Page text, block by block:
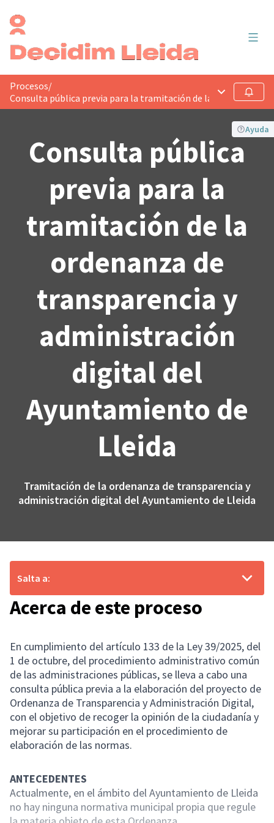
Procesos/
Consulta pública previa para la tramitación de la ordenanza
Menú Seguir
Ayuda
Consulta pública
previa para la
tramitación de la
ordenanza de
transparencia y
administración
digital del
Ayuntamiento de
Lleida
Tramitación de la ordenanza de transparencia y
administración digital del Ayuntamiento de Lleida
Acerca de este proceso
En cumplimiento del artículo 133 de la Ley 39/2025, del
1 de octubre, del procedimiento administrativo común
de las administraciones públicas, se lleva a cabo una
consulta pública previa a la elaboración del proyecto de
Ordenanza de Transparencia y Administración Digital,
con el objetivo de recoger la opinión de la ciudadanía y
mejorar su participación en el procedimiento de
elaboración de las normas.
ANTECEDENTES
Actualmente, en el ámbito del Ayuntamiento de Lleida
no hay ninguna normativa municipal propia que regule
Salta a: